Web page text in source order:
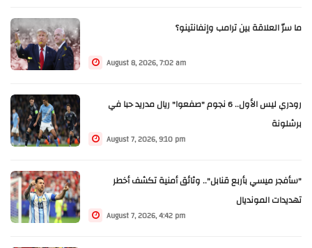
ما سرّ العلاقة بين ترامب وإنفانتينو؟
August 8, 2026, 7:02 am
رودري ليس الأول.. 6 نجوم "صفعوا" ريال مدريد حبا في
برشلونة
August 7, 2026, 9:10 pm
"سأفجر ميسي بأربع قنابل".. وثائق أمنية تكشف أخطر
تهديدات المونديال
August 7, 2026, 4:42 pm